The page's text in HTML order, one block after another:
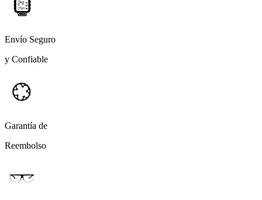
Envío Seguro
y Confiable
Garantía de
Reembolso